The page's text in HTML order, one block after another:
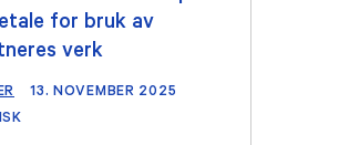
for bruk av
verk
13. NOVEMBER 2025